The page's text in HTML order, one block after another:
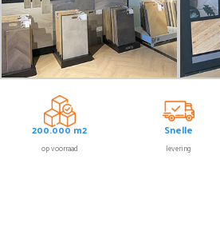
200.000 m2
op voorraad
Snelle
levering